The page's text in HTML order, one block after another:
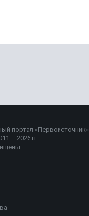
портал «Первоисточник»
– 2026 гг.